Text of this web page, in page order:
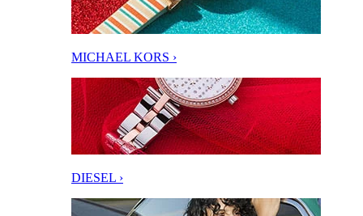
MICHAEL KORS ›
DIESEL ›